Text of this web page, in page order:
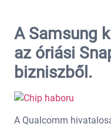
A Samsung
az óriási
bizniszből.
A Qualcomm